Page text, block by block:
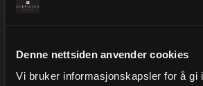
Denne nettsiden anvender cookies
Vi bruker informasjonskapsler for å gi
22,17
Eks.Mva